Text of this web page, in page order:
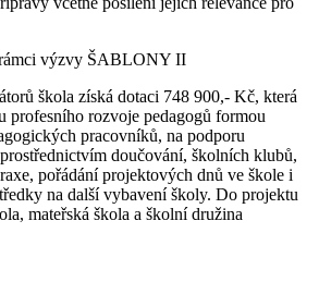
výzvy ŠABLONY II
škola získá dotaci 748 900,- Kč, která
profesního rozvoje pedagogů formou
pracovníků, na podporu
doučování, školních klubů,
pořádání projektových dnů ve škole i
na další vybavení školy. Do projektu
mateřská škola a školní družina